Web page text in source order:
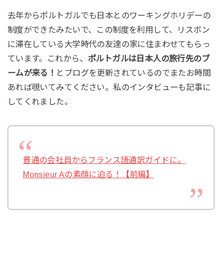
去年からポルトガルでも日本とのワーキングホリデーの
制度ができたみたいで、この制度を利用して、リスボン
に滞在している大学時代の友達の家に住まわせてもらっ
ています。これから、 ポルトガルは日本人の旅行先のブ
ームが来る！ とブログを更新されているのでまたお時間
あれば覗いてみてください。私のインタビューも記事に
してくれました。
普通の会社員からフランス語通訳ガイドに。
Monsieur Aの素顔に迫る！【前編】